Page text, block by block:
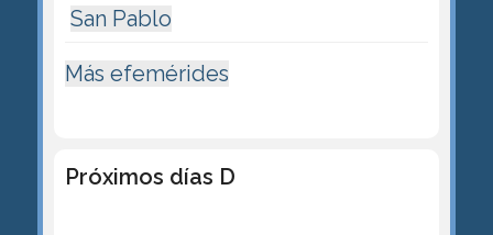
San Pablo
Más efemérides
Próximos días D